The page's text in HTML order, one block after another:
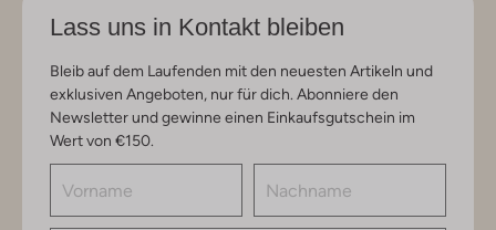
Lass uns in Kontakt bleiben
Bleib auf dem Laufenden mit den neuesten Artikeln und
exklusiven Angeboten, nur für dich. Abonniere den
Newsletter und gewinne einen Einkaufsgutschein im
Wert von €150.